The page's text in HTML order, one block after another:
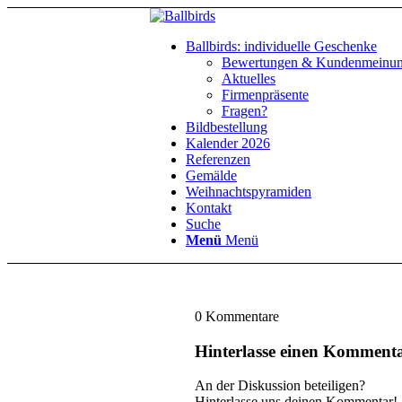
Ballbirds: individuelle Geschenke
Bewertungen &
Aktuelles
Firmenpräsente
Fragen?
Bildbestellung
Kalender 2026
Referenzen
Gemälde
Weihnachtspyramiden
Kontakt
Suche
Menü Menü
0 Kommentare
Hinterlasse einen
An der Diskussion beteiligen?